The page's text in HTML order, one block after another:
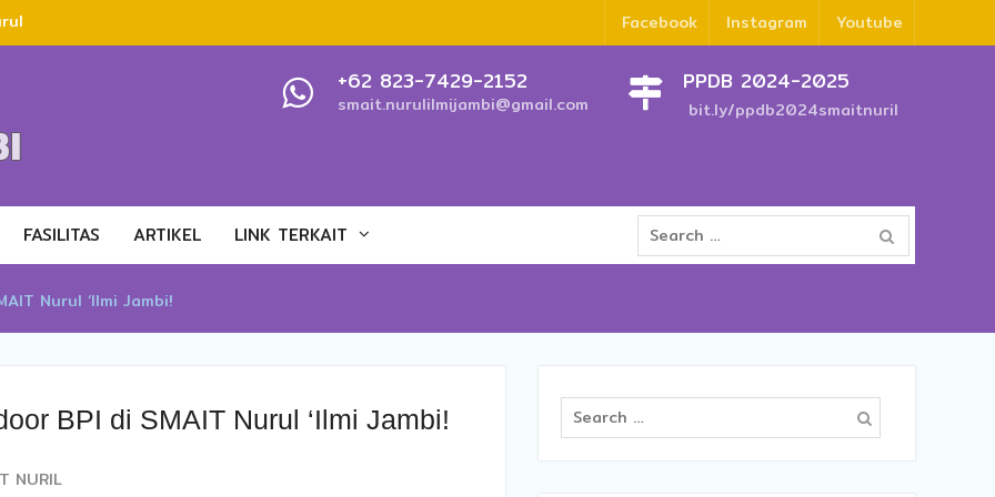
Facebook Instagram Youtube
+62 823-7429-2152
smait.nurulilmijambi@gmail.com
PPDB 2024-2025
bit.ly/ppdb2024smaitnuril
FASILITAS ARTIKEL LINK TERKAIT
Search
for:
Nurul ‘Ilmi Jambi!
BPI di SMAIT Nurul ‘Ilmi Jambi!
NURIL
Search
for: